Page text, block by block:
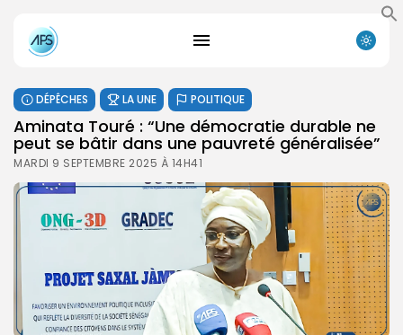
DÉPÊCHES LA UNE POLITIQUE
Aminata Touré : “Une démocratie durable ne
peut se bâtir dans une pauvreté généralisée”
MARDI 9 SEPTEMBRE 2025 À 14H41